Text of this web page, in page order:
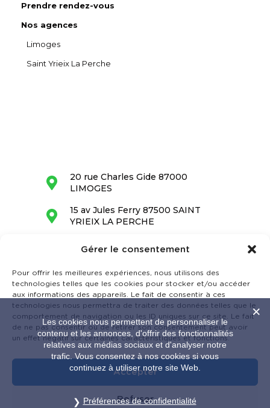
Gérer le consentement
Pour offrir les meilleures expériences, nous utilisons des
technologies telles que les cookies pour stocker et/ou accéder
aux informations des appareils. Le fait de consentir à ces
technologies nous permettra de traiter des données telles que le
comportement de navigation ou les ID uniques sur ce site. Le fait
de ne pas consentir ou de retirer son consentement peut avoir
un effet négatif sur certaines caractéristiques et fonctions.
Accepter
Refuser
Prendre rendez-vous
Nos agences
Limoges
Saint Yrieix La Perche
20 rue Charles Gide 87000
LIMOGES
15 av Jules Ferry 87500 SAINT
YRIEIX LA PERCHE
05 55 34 28 68
contact@barrandon.fr
LE CABINET BARRANDON EST SOUTENU PAR LA RÉGION
Les cookies nous permettent de personnaliser le
contenu et les annonces, d'offrir des fonctionnalités
relatives aux médias sociaux et d'analyser notre
trafic. Vous consentez à nos cookies si vous
continuez à utiliser notre site Web.
Préférences de confidentialité